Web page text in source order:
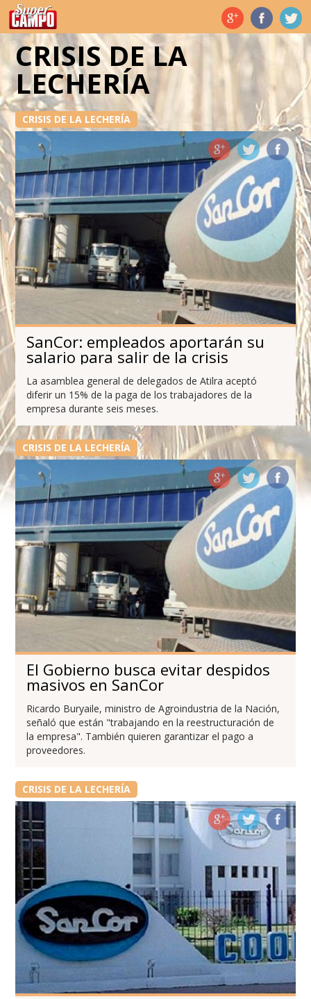
Temas de hoy
CRISIS DE LA
LECHERÍA
CRISIS DE LA LECHERÍA
SanCor: empleados aportarán su
salario para salir de la crisis
La asamblea general de delegados de Atilra aceptó
diferir un 15% de la paga de los trabajadores de la
empresa durante seis meses.
CRISIS DE LA LECHERÍA
El Gobierno busca evitar despidos
masivos en SanCor
Ricardo Buryaile, ministro de Agroindustria de la Nación,
señaló que están "trabajando en la reestructuración de
la empresa". También quieren garantizar el pago a
proveedores.
CRISIS DE LA LECHERÍA